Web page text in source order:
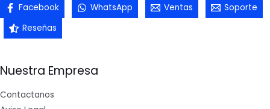
Facebook WhatsApp Ventas
Soporte
Reseñas
Nuestra Empresa
Contactanos